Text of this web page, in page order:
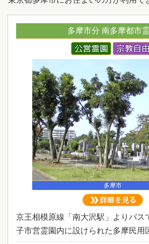
多摩市分 南多摩都市
多摩市
京王相模原線「南大沢駅」よりバス
子市営霊園内に設けられた多摩民用